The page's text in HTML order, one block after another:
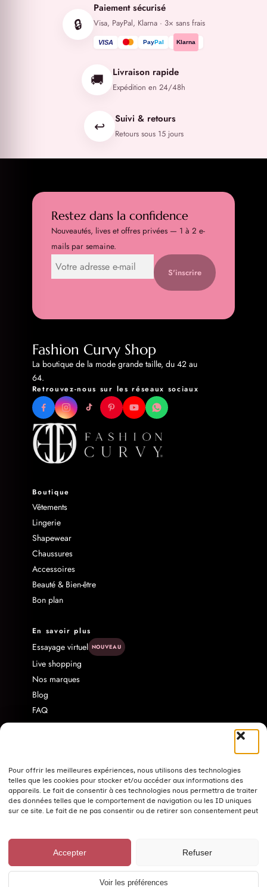
Pour offrir les meilleures expériences, nous utilisons des technologies
telles que les cookies pour stocker et/ou accéder aux informations des
appareils. Le fait de consentir à ces technologies nous permettra de traiter
des données telles que le comportement de navigation ou les ID uniques
sur ce site. Le fait de ne pas consentir ou de retirer son consentement peut
Accepter Refuser
Voir les préférences
🔒
Paiement sécurisé
Visa, PayPal, Klarna · 3× sans frais
VISA Klarna
🚚 Livraison rapide
Expédition en 24/48h
↩️ Suivi & retours
Retours sous 15 jours
Restez dans la confidence
Nouveautés, lives et offres privées — 1 à 2 e-
mails par semaine.
S'inscrire
Fashion Curvy Shop
La boutique de la mode grande taille, du 42 au
64.
Retrouvez-nous sur les réseaux sociaux
Boutique
Vêtements
Lingerie
Shapewear
Chaussures
Accessoires
Beauté & Bien-être
Bon plan
En savoir plus
Essayage virtuel NOUVEAU
Live shopping
Nos marques
Blog
FAQ
Livraison & Retour
Programme d'affiliation
Politique de confidentialité
Nos conseils pour bien laver vos vêtements
© Fashion Curvy Shop 2026 · ·CGV·
Confidentialité·Cookies